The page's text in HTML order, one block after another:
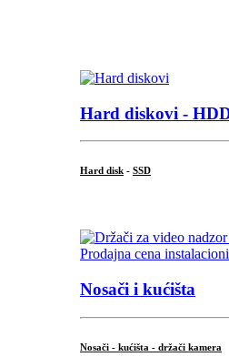
Hard diskovi -
Hard disk - SSD
Nosači i kućišta
Nosači - kućišta - držači kamera